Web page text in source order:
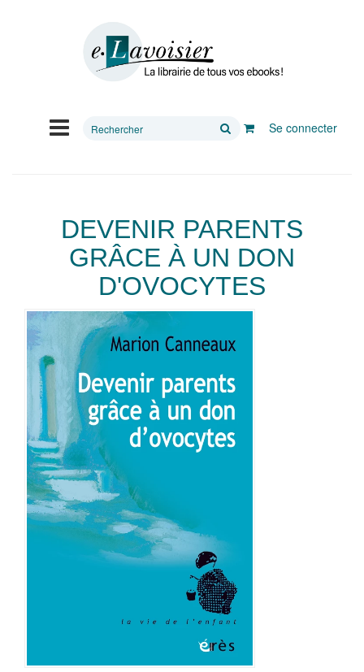
Rechercher
Se connecter
DEVENIR PARENTS
GRÂCE À UN DON
D'OVOCYTES